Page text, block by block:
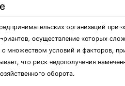
организаций
осуществление которых
с множеством условий и факторов,
что риск недополучения
оборота.